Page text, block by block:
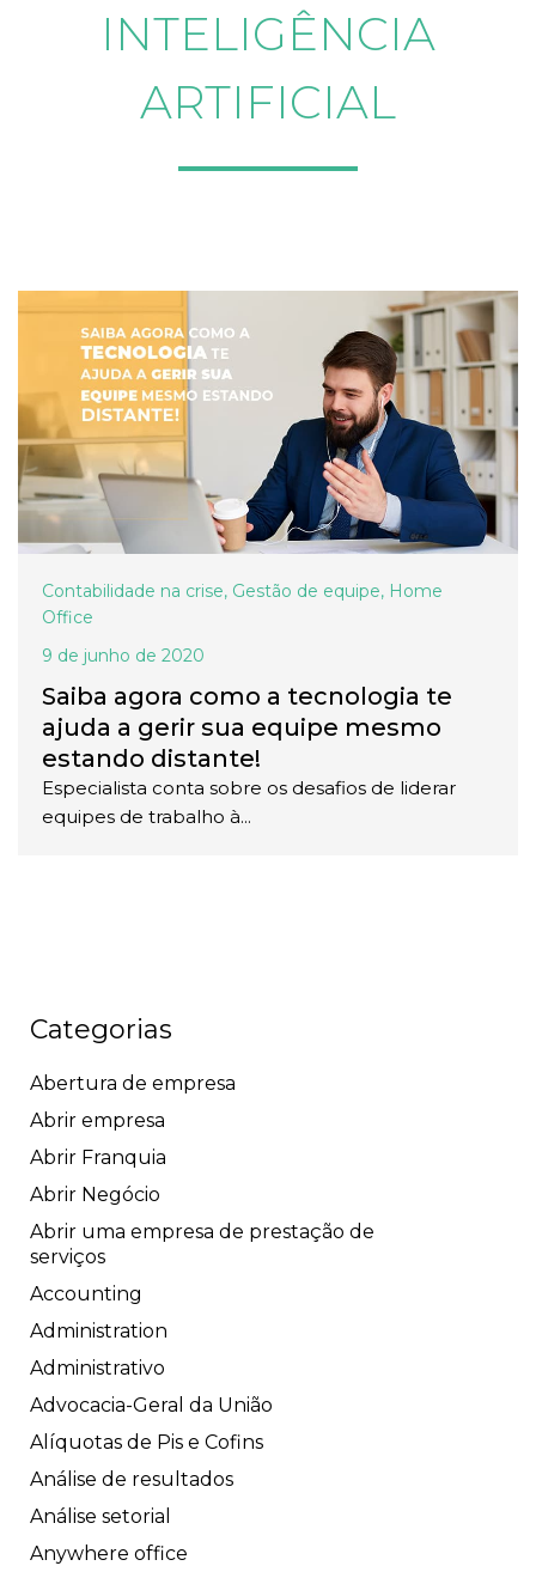
INTELIGÊNCIA
ARTIFICIAL
Contabilidade na crise, Gestão de equipe, Home
Office
9 de junho de 2020
Saiba agora como a tecnologia te
ajuda a gerir sua equipe mesmo
estando distante!
Especialista conta sobre os desafios de liderar
equipes de trabalho à...
Categorias
Abertura de empresa
Abrir empresa
Abrir Franquia
Abrir Negócio
Abrir uma empresa de prestação de
serviços
Accounting
Administration
Administrativo
Advocacia-Geral da União
Alíquotas de Pis e Cofins
Análise de resultados
Análise setorial
Anywhere office